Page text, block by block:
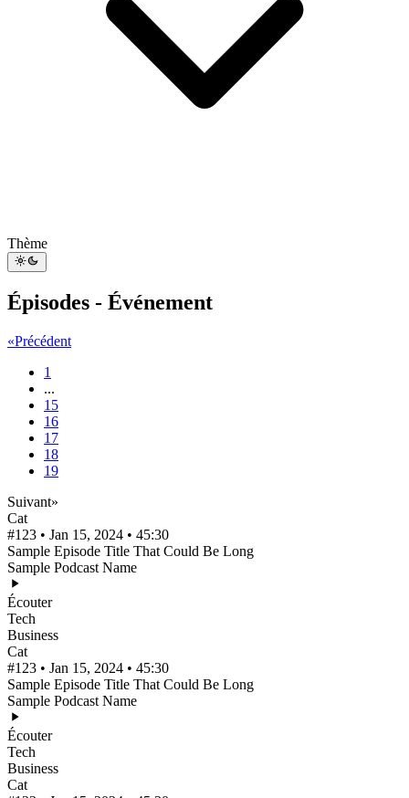
Thème
Épisodes - Événement
«Précédent
1
...
15
16
17
18
19
Suivant»
Cat
#123 • Jan 15, 2024 • 45:30
Sample Episode Title That Could Be Long
Sample Podcast Name
Écouter
Tech
Business
Cat
#123 • Jan 15, 2024 • 45:30
Sample Episode Title That Could Be Long
Sample Podcast Name
Écouter
Tech
Business
Cat